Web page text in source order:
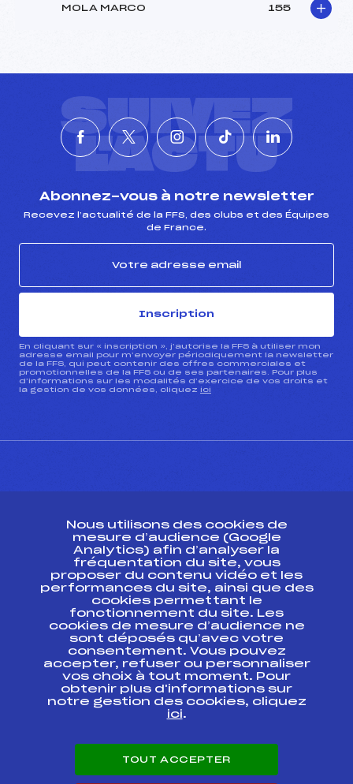
MOLA MARCO 155
SUIVEZ
L'ACTU
Abonnez-vous à notre newsletter
Recevez l’actualité de la FFS, des clubs et des Équipes
de France.
Inscription
En cliquant sur « inscription », j’autorise la FFS à utiliser mon
adresse email pour m’envoyer périodiquement la newsletter
de la FFS, qui peut contenir des offres commerciales et
promotionnelles de la FFS ou de ses partenaires. Pour plus
d’informations sur les modalités d’exercice de vos droits et
la gestion de vos données, cliquez ici
Ressources
Pass’Neige
Projet sportif fédéral
Projet de performance fédéral
Antidopage
Pôle Développement, Formation, Suivi
Scientifique
Listes ministérielles
Pôle vie de l’athlète
Enseignement professionnel
Carrières
Nous utilisons des cookies de
mesure d’audience (Google
Analytics) afin d’analyser la
fréquentation du site, vous
proposer du contenu vidéo et les
performances du site, ainsi que des
cookies permettant le
fonctionnement du site. Les
cookies de mesure d’audience ne
sont déposés qu’avec votre
consentement. Vous pouvez
accepter, refuser ou personnaliser
vos choix à tout moment. Pour
obtenir plus d'informations sur
notre gestion des cookies, cliquez
ici.
TOUT ACCEPTER